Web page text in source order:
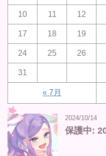
10 11 12
17 18 19
24 25 26
31
« 7月
2024/10/14
保護中: